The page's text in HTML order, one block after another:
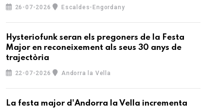
26-07-2026 Escaldes-Engordany
Hysteriofunk seran els pregoners de la Festa
Major en reconeixement als seus 30 anys de
trajectòria
22-07-2026 Andorra la Vella
La festa major d'Andorra la Vella incrementa